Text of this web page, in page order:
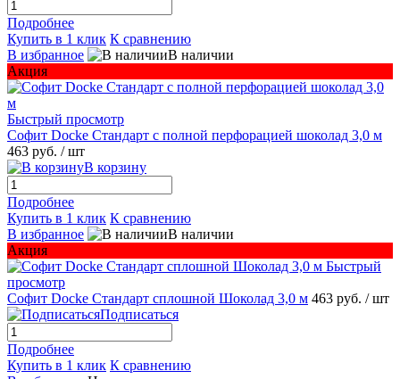
Подробнее
Купить в 1 клик К сравнению
В избранное
В наличии
Акция
Быстрый просмотр
Софит Docke Стандарт с полной перфорацией шоколад 3,0 м
463 руб. / шт
В корзину
Подробнее
Купить в 1 клик К сравнению
В избранное
В наличии
Акция
Быстрый
просмотр
Софит Docke Стандарт сплошной Шоколад 3,0 м 463 руб. / шт
Подписаться
Подробнее
Купить в 1 клик К сравнению